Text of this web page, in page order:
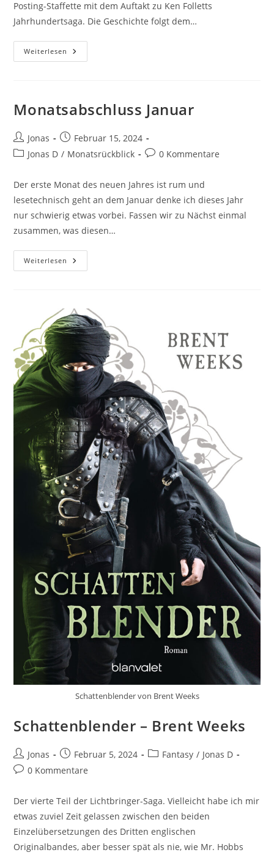
Posting-Staffette mit dem Auftakt zu Ken Folletts
Jahrhundertsaga. Die Geschichte folgt dem…
Weiterlesen
Monatsabschluss Januar
Jonas
Februar 15, 2024
Jonas D / Monatsrückblick 0 Kommentare
Der erste Monat des neuen Jahres ist rum und
lesetechnisch geht an dem Januar denke ich dieses Jahr
nur schwierig etwas vorbei. Fassen wir zu Nächst einmal
zusammen, was diesen…
Weiterlesen
Schattenblender von Brent Weeks
Schattenblender – Brent Weeks
Jonas Februar 5, 2024 Fantasy / Jonas D
0 Kommentare
Der vierte Teil der Lichtbringer-Saga. Vielleicht habe ich mir
etwas zuviel Zeit gelassen zwischen den beiden
Einzelübersetzungen des Dritten englischen
Originalbandes, aber besser spät als nie, wie Mr. Hobbs